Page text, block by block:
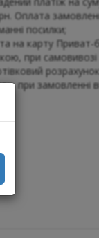
Оплата
посилки;
на карту Приват-
при
при замовленні